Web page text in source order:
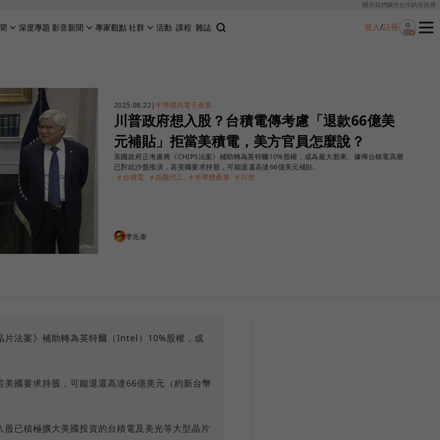
關於我們廣告合作內容授權
深度專題 影音新聞 專家觀點社群 活動 課程 雜誌 登入/註冊
2025.08.22|半導體與電子產業
川普政府想入股？台積電傳考慮「退款66億美
元補貼」拒當美積電，美方官員怎麼說？
美國政府正考慮將《CHIPS法案》補助轉為英特爾10%股權，成為最大股東。據傳台積電高層
已對此沙盤推演，若美國要求持股，可能退還高達66億美元補貼。
＃台積電
＃晶圓代工 ＃半導體產業 ＃川普
李先泰
片法案》補助轉為英特爾（Intel）10%股權，成
美國要求持股，可能退還高達66億美元（約新台幣
股已積極擴大美國投資的台積電及美光等大型晶片